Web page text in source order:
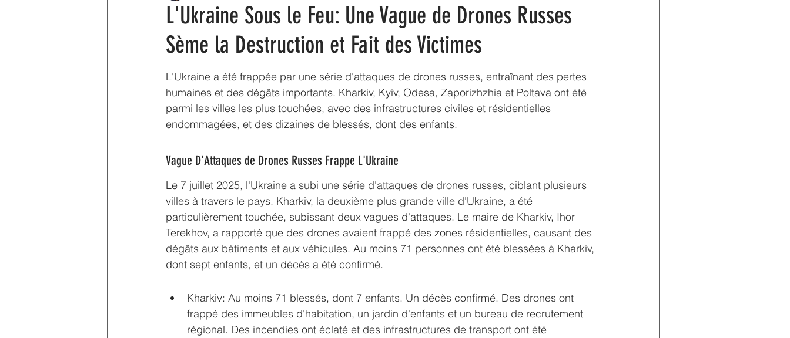
L'Ukraine Sous le Feu: Une Vague de Drones Russes
Sème la Destruction et Fait des Victimes
L'Ukraine a été frappée par une série d'attaques de drones russes, entraînant des pertes
humaines et des dégâts importants. Kharkiv, Kyiv, Odesa, Zaporizhzhia et Poltava ont été
parmi les villes les plus touchées, avec des infrastructures civiles et résidentielles
endommagées, et des dizaines de blessés, dont des enfants.
Vague D'Attaques de Drones Russes Frappe L'Ukraine
Le 7 juillet 2025, l'Ukraine a subi une série d'attaques de drones russes, ciblant plusieurs
villes à travers le pays. Kharkiv, la deuxième plus grande ville d'Ukraine, a été
particulièrement touchée, subissant deux vagues d'attaques. Le maire de Kharkiv, Ihor
Terekhov, a rapporté que des drones avaient frappé des zones résidentielles, causant des
dégâts aux bâtiments et aux véhicules. Au moins 71 personnes ont été blessées à Kharkiv,
dont sept enfants, et un décès a été confirmé.
Kharkiv: Au moins 71 blessés, dont 7 enfants. Un décès confirmé. Des drones ont
frappé des immeubles d'habitation, un jardin d'enfants et un bureau de recrutement
régional. Des incendies ont éclaté et des infrastructures de transport ont été